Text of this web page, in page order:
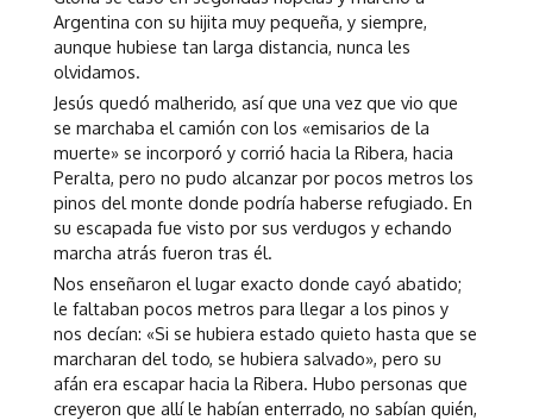
Argentina con su hijita muy pequeña, y siempre,
aunque hubiese tan larga distancia, nunca les
olvidamos.
Jesús quedó malherido, así que una vez que vio que
se marchaba el camión con los «emisarios de la
muerte» se incorporó y corrió hacia la Ribera, hacia
Peralta, pero no pudo alcanzar por pocos metros los
pinos del monte donde podría haberse refugiado. En
su escapada fue visto por sus verdugos y echando
marcha atrás fueron tras él.
Nos enseñaron el lugar exacto donde cayó abatido;
le faltaban pocos metros para llegar a los pinos y
nos decían: «Si se hubiera estado quieto hasta que se
marcharan del todo, se hubiera salvado», pero su
afán era escapar hacia la Ribera. Hubo personas que
creyeron que allí le habían enterrado, no sabían quién,